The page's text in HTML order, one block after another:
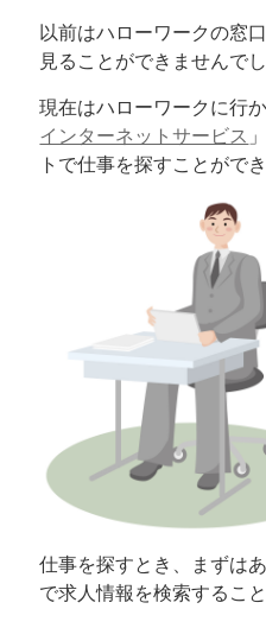
以前はハローワークの窓
見ることができませんでし
現在はハローワークに行
インターネットサービス
トで仕事を探すことができ
仕事を探すとき、まずは
で求人情報を検索するこ